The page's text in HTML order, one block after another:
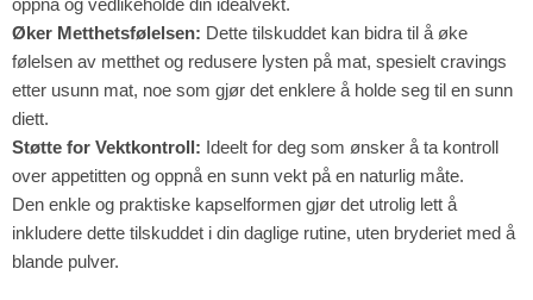
Øker Metthetsfølelsen: Dette tilskuddet kan bidra til å øke
følelsen av metthet og redusere lysten på mat, spesielt cravings
etter usunn mat, noe som gjør det enklere å holde seg til en sunn
diett.
Støtte for Vektkontroll: Ideelt for deg som ønsker å ta kontroll
over appetitten og oppnå en sunn vekt på en naturlig måte.
Den enkle og praktiske kapselformen gjør det utrolig lett å
inkludere dette tilskuddet i din daglige rutine, uten bryderiet med å
blande pulver.